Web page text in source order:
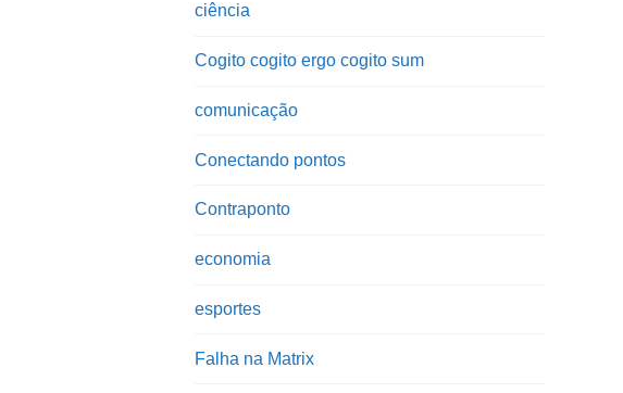
ciência
Cogito cogito ergo cogito sum
comunicação
Conectando pontos
Contraponto
economia
esportes
Falha na Matrix